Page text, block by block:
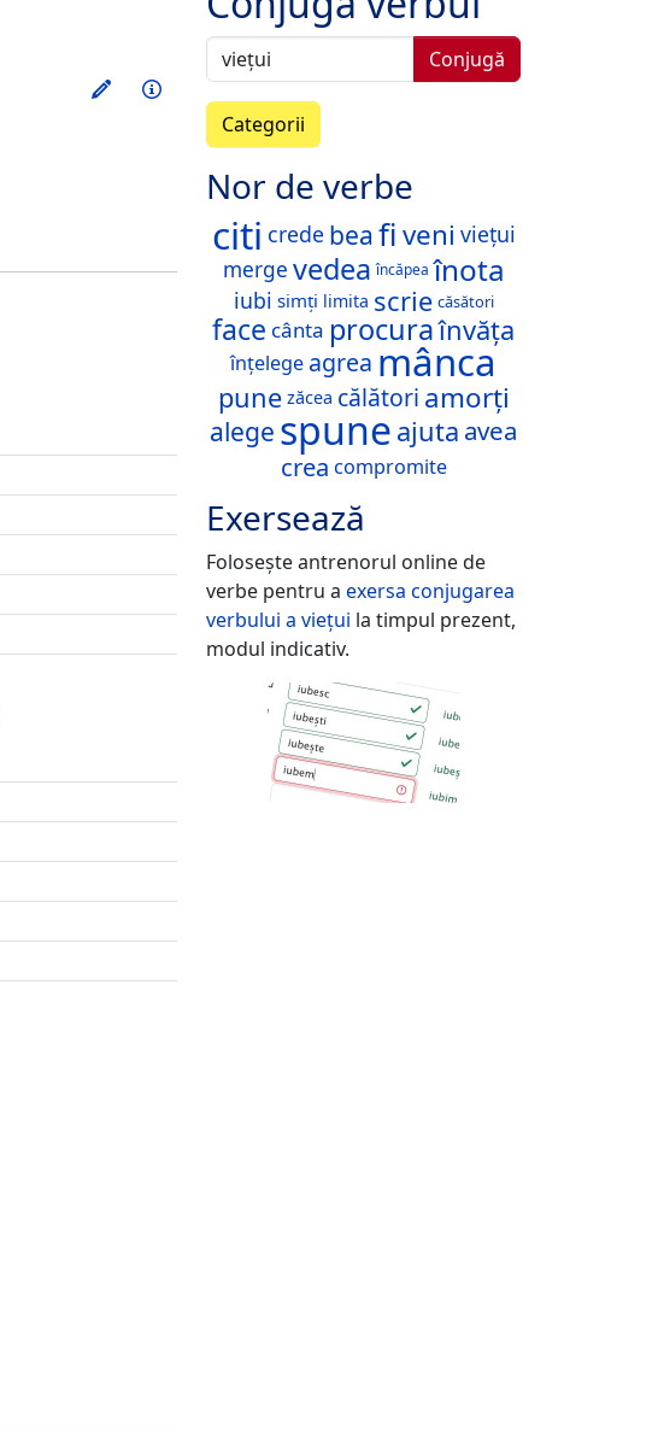
Exersează acest verb
Informații
Conjugă
Categorii
Nor de verbe
citi crede beafiveni viețui
merge vedea încăpea înota
iubi simți limita scrie căsători
face cânta procuraînvăța
înțelege agrea mânca
pune zăcea călători amorți
alege spune ajuta avea
crea compromite
Exersează
Folosește antrenorul online de
verbe pentru a exersa conjugarea
verbului a viețui la timpul prezent,
modul indicativ.